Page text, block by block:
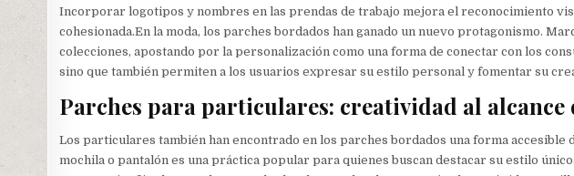
Incorporar logotipos y nombres en las prendas de trabajo mejora el reconocimiento
cohesionada.En la moda, los parches bordados han ganado un nuevo protagonismo.
colecciones, apostando por la personalización como una forma de conectar con los
sino que también permiten a los usuarios expresar su estilo personal y fomentar su
Parches para particulares: creatividad al alcance
Los particulares también han encontrado en los parches bordados una forma accesible
mochila o pantalón es una práctica popular para quienes buscan destacar su estilo